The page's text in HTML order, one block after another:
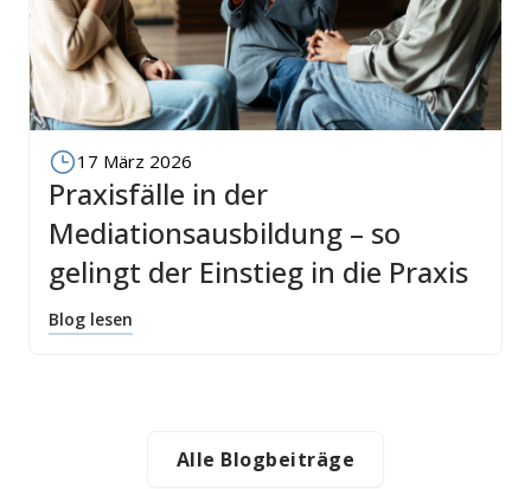
17 März 2026
Praxisfälle in der
Mediationsausbildung – so
gelingt der Einstieg in die Praxis
Blog lesen
Alle Blogbeiträge